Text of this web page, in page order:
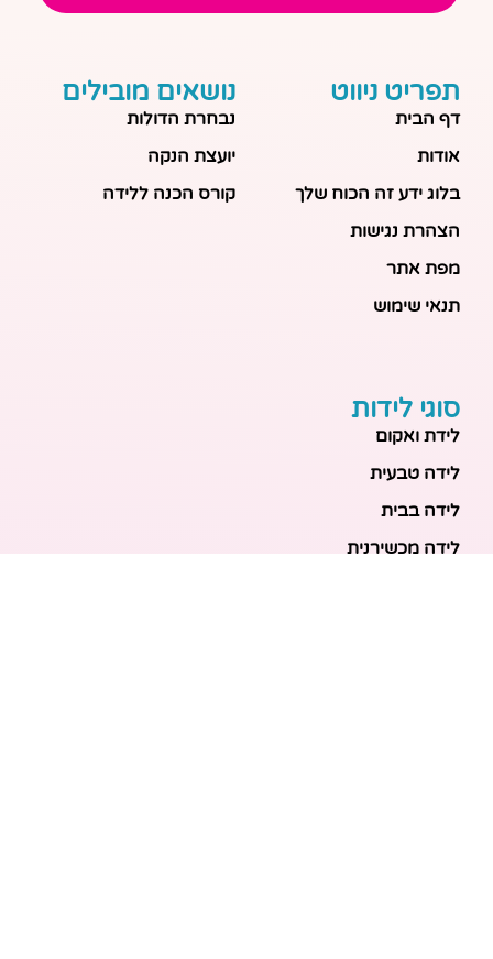
תפריט ניווט
דף הבית
אודות
בלוג ידע זה הכוח שלך
הצהרת נגישות
מפת אתר
תנאי שימוש
נושאים מובילים
נבחרת הדולות
יועצת הנקה
קורס הכנה ללידה
סוגי לידות
לידת ואקום
לידה טבעית
לידה בבית
לידה מכשירנית